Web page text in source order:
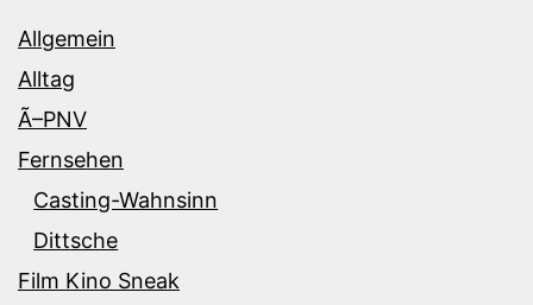
Allgemein
Alltag
Ã–PNV
Fernsehen
Casting-Wahnsinn
Dittsche
Film Kino Sneak